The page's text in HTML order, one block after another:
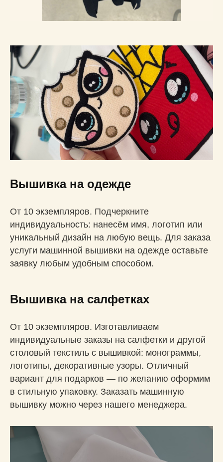
Вышивка на одежде
От 10 экземпляров. Подчеркните
индивидуальность: нанесём имя, логотип или
уникальный дизайн на любую вещь. Для заказа
услуги машинной вышивки на одежде оставьте
заявку любым удобным способом.
Вышивка на салфетках
От 10 экземпляров. Изготавливаем
индивидуальные заказы на салфетки и другой
столовый текстиль с вышивкой: монограммы,
логотипы, декоративные узоры. Отличный
вариант для подарков — по желанию оформим
в стильную упаковку. Заказать машинную
вышивку можно через нашего менеджера.